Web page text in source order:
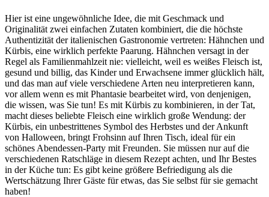
Hier ist eine ungewöhnliche Idee, die mit Geschmack und
Originalität zwei einfachen Zutaten kombiniert, die die höchste
Authentizität der italienischen Gastronomie vertreten: Hähnchen und
Kürbis, eine wirklich perfekte Paarung. Hähnchen versagt in der
Regel als Familienmahlzeit nie: vielleicht, weil es weißes Fleisch ist,
gesund und billig, das Kinder und Erwachsene immer glücklich hält,
und das man auf viele verschiedene Arten neu interpretieren kann,
vor allem wenn es mit Phantasie bearbeitet wird, von denjenigen,
die wissen, was Sie tun! Es mit Kürbis zu kombinieren, in der Tat,
macht dieses beliebte Fleisch eine wirklich große Wendung: der
Kürbis, ein unbestrittenes Symbol des Herbstes und der Ankunft
von Halloween, bringt Frohsinn auf Ihren Tisch, ideal für ein
schönes Abendessen-Party mit Freunden. Sie müssen nur auf die
verschiedenen Ratschläge in diesem Rezept achten, und Ihr Bestes
in der Küche tun: Es gibt keine größere Befriedigung als die
Wertschätzung Ihrer Gäste für etwas, das Sie selbst für sie gemacht
haben!